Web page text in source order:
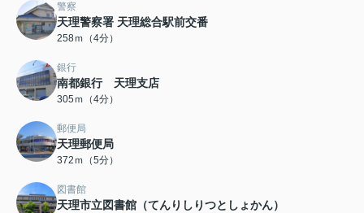
警察
天理警察署 天理総合駅前交番
258ｍ（4分）
銀行
南都銀行 天理支店
305ｍ（4分）
郵便局
天理郵便局
372ｍ（5分）
図書館
天理市立図書館（てんりしりつとしょかん）